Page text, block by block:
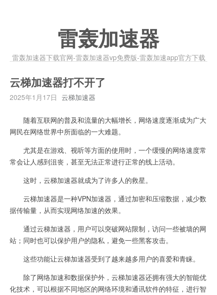
雷轰加速器
雷轰加速器下载官网-雷轰加速器vp免费版-雷轰加速app官方下载
云梯加速器打不开了
2025年1月17日 云梯加速器
随着互联网的普及和流量的大幅增长，网络速度逐渐成为广大
网民在网络世界中所面临的一大难题。
尤其是在游戏、视听等方面的使用时，一个缓慢的网络速度常
常会让人感到沮丧，甚至无法正常进行正常的线上活动。
这时，云梯加速器就成为了许多人的救星。
云梯加速器是一种VPN加速器，通过加密和压缩数据，减少数
据传输量，从而实现网络加速的效果。
通过云梯加速器，用户可以突破网站限制，访问一些被墙的网
站；同时也可以保护用户的隐私，避免一些黑客攻击。
这些功能让云梯加速器受到了越来越多用户的喜爱和青睐。
除了网络加速和数据保护外，云梯加速器还拥有强大的智能优
化技术，可以根据不同地区的网络环境和通讯软件的特征，进行智